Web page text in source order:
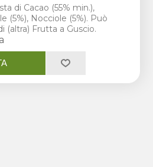
di Cacao (55% min.),
(5%), Nocciole (5%). Può
(altra) Frutta a Guscio.